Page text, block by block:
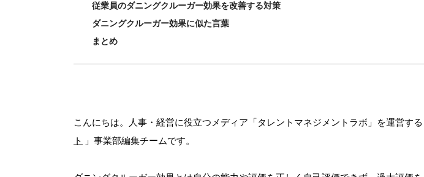
従業員のダニングクルーガー効果を改善する対策
ダニングクルーガー効果に似た言葉
まとめ
こんにちは。人事・経営に役立つメディア「タレントマネジメントラボ」を運営する
ト
」事業部編集チームです。